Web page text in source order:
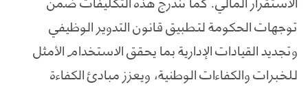
توجهات الحكومة لتطبيق قانون التدوير الوظيفي
وتجديد القيادات الإدارية بما يحقق الاستخدام الأمثل
للخبرات والكفاءات الوطنية، ويعزز مبادئ الكفاءة